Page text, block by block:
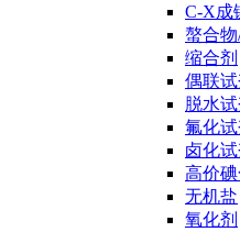
C-X成
螯合
缩合剂
偶联试
脱水试
氟化试
卤化试
高价
无机盐
氧化剂